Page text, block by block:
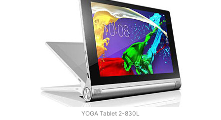
YOGA Tablet 2-830L